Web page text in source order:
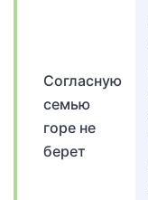
Согласную
семью
горе не
берет